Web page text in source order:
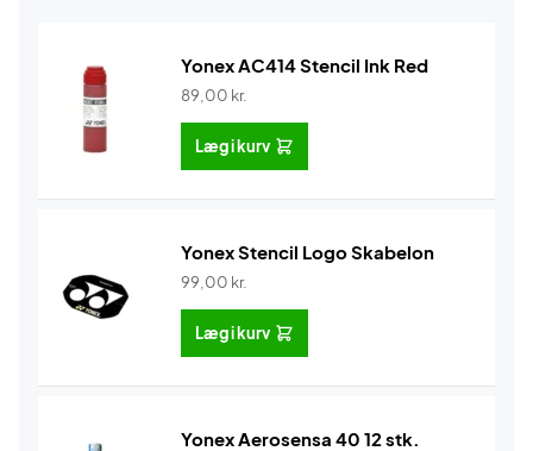
Yonex AC414 Stencil Ink Red
89,00 kr.
Læg i kurv
Yonex Stencil Logo Skabelon
99,00 kr.
Læg i kurv
Yonex Aerosensa 40 12 stk.